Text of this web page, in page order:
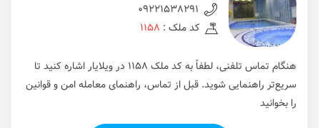
09221538291
کد ملک : 1158
هنگام تماس تلفنی، لطفاً به کد ملک 1158 در ویلایار اشاره کنید تا
سریع‌تر راهنمایی شوید. قبل از تماس، راهنمای معامله امن و قوانین
را بخوانید